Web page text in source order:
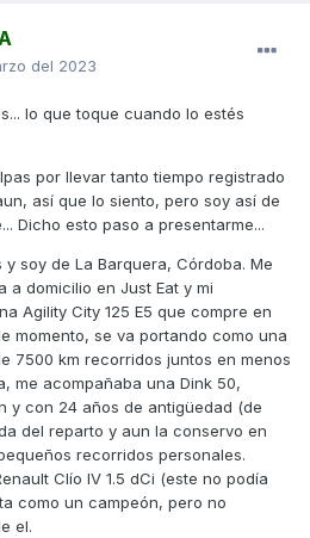
del 2023
lo que toque cuando lo estés
por llevar tanto tiempo registrado
así que lo siento, pero soy así de
Dicho esto paso a presentarme...
soy de La Barquera, Córdoba. Me
a domicilio en Just Eat y mi
Agility City 125 E5 que compre en
momento, se va portando como una
7500 km recorridos juntos en menos
me acompañaba una Dink 50,
y con 24 años de antigüedad (de
del reparto y aun la conservo en
recorridos personales.
Clío IV 1.5 dCi (este no podía
como un campeón, pero no
el.